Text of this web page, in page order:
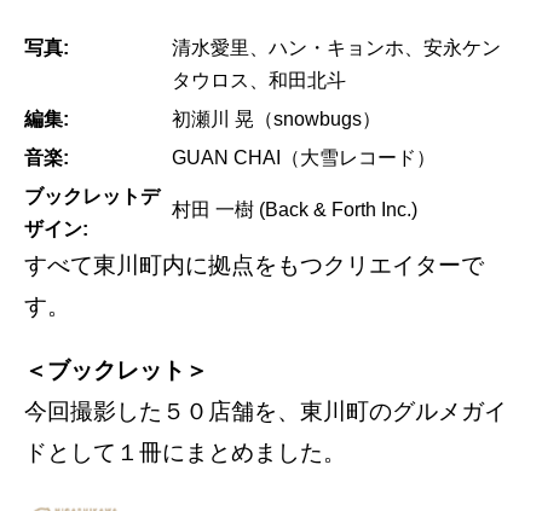
写真:
清水愛里、ハン・キョンホ、安永ケン
タウロス、和田北斗
編集:
初瀬川 晃（snowbugs）
音楽:
GUAN CHAI（大雪レコード）
ブックレットデ
ザイン:
村田 一樹 (Back & Forth Inc.)
すべて東川町内に拠点をもつクリエイターで
す。
＜ブックレット＞
今回撮影した５０店舗を、東川町のグルメガイ
ドとして１冊にまとめました。